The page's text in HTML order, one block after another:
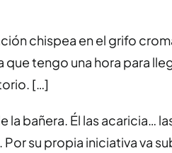
chispea en el grifo
tengo una hora para
[…]
la bañera. Él las acaricia…
su propia iniciativa va